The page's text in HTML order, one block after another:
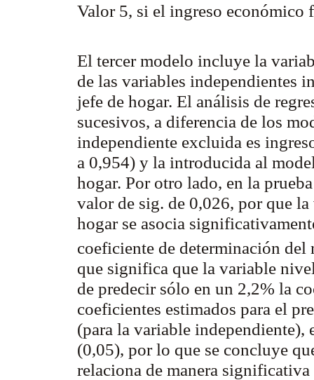
Valor 5, si el ingreso
El tercer modelo incluye la
de las variables independientes
jefe de hogar. El análisis de
sucesivos, a diferencia de los
independiente excluida es
a 0,954) y la introducida al
hogar. Por otro lado, en la
valor de sig. de 0,026, por que
hogar se asocia
coeficiente de determinación
que significa que la variable
de predecir sólo en un 2,2% la
coeficientes estimados para el
(para la variable
(0,05), por lo que se concluye
relaciona de manera